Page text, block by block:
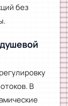
без
В